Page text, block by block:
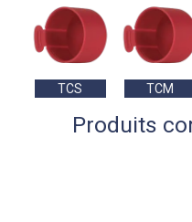
TCS TCM
Produits